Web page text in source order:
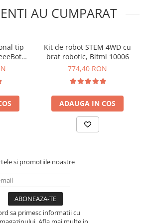
3,7 V DC
a robotului, mai putin un
care poate fi achizitionati deAICIsi
fi achizitionat de
AICI. Acest kit este
necesita lipirea firelor sau pinilor pe
si fire
telefon
AU CUMPARAT
tip
Kit de robot STEM 4WD cu
brat robotic, Bitmi 10006
774,40 RON
ADAUGA IN COS
si promotiile noastre
sa primesc informatii cu